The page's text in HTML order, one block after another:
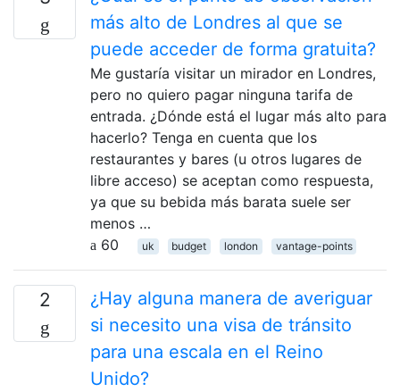
más alto de Londres al que se
puede acceder de forma gratuita?
Me gustaría visitar un mirador en Londres,
pero no quiero pagar ninguna tarifa de
entrada. ¿Dónde está el lugar más alto para
hacerlo? Tenga en cuenta que los
restaurantes y bares (u otros lugares de
libre acceso) se aceptan como respuesta,
ya que su bebida más barata suele ser
menos …
60
uk budget london vantage-points
2
¿Hay alguna manera de averiguar
si necesito una visa de tránsito
para una escala en el Reino
Unido?